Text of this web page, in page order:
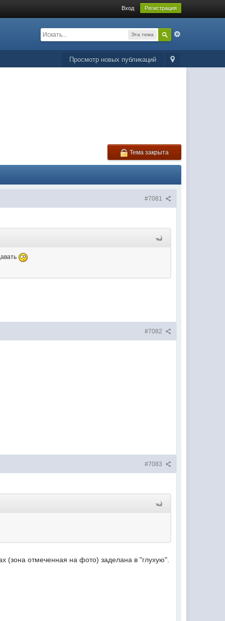
Вход Регистрация
Эта тема
Просмотр новых публикаций
Тема закрыта
#7081
#7082
#7083
(зона отмеченная на фото) заделана в "глухую".